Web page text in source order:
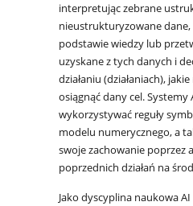
interpretując zebrane
nieustrukturyzowane
podstawie wiedzy lub
uzyskane z tych danych i
działaniu (działaniach),
osiągnąć dany cel. Systemy
wykorzystywać reguły
modelu numerycznego, a
swoje zachowanie poprzez
poprzednich działań na
Jako dyscyplina naukowa